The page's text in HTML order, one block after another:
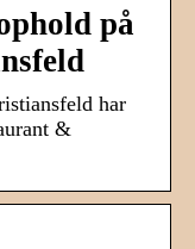
på
har
&